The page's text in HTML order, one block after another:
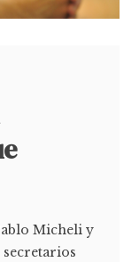
Micheli y